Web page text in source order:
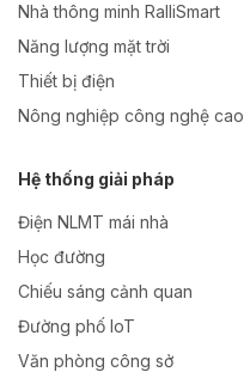
Nhà thông minh RalliSmart
Năng lượng mặt trời
Thiết bị điện
Nông nghiệp công nghệ cao
Hệ thống giải pháp
Điện NLMT mái nhà
Học đường
Chiếu sáng cảnh quan
Đường phố IoT
Văn phòng công sở